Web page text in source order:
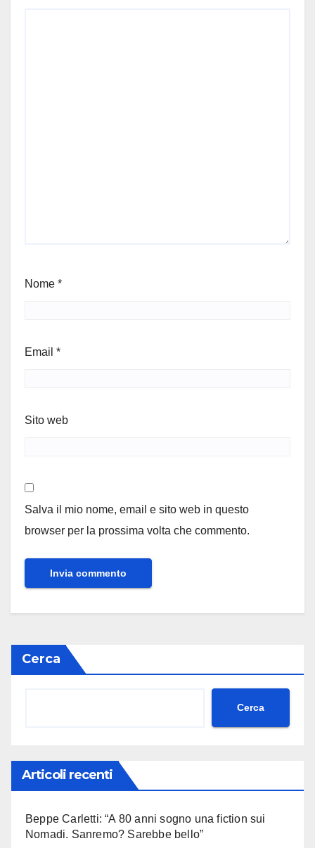
Nome *
Email *
Sito web
Salva il mio nome, email e sito web in questo
browser per la prossima volta che commento.
Cerca
Cerca
Articoli recenti
Beppe Carletti: “A 80 anni sogno una fiction sui
Nomadi. Sanremo? Sarebbe bello”